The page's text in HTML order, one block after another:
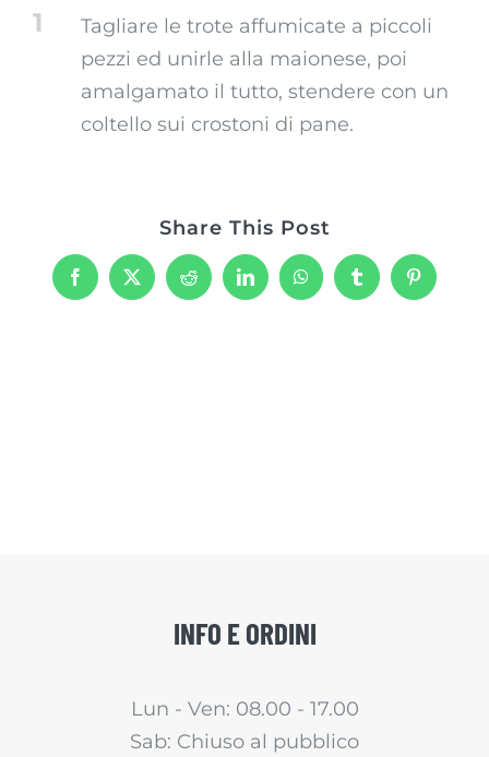
1
Tagliare le trote affumicate a piccoli
pezzi ed unirle alla maionese, poi
amalgamato il tutto, stendere con un
coltello sui crostoni di pane.
Share This Post
Facebook
X Reddit LinkedInWhatsAppTumblr Pinterest
INFO E ORDINI
Lun - Ven: 08.00 - 17.00
Sab: Chiuso al pubblico